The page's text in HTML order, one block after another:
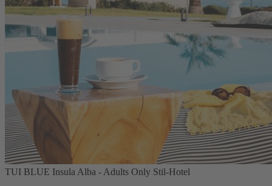
TUI BLUE Insula Alba - Adults Only Stil-Hotel